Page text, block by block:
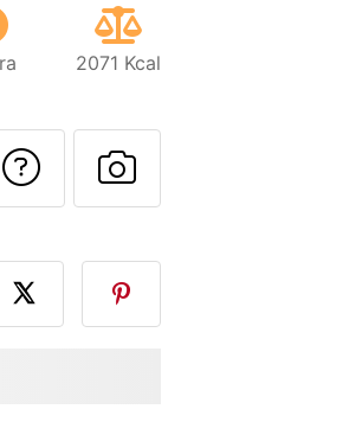
2071 Kcal
receita a um
esta página
Falar com o
Fez esta